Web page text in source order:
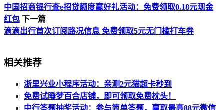
中国招商银行查e招贷额度赢好礼活动：免费领取0.18元现金
红包 下一篇
滴滴出行首次订阅路况信息 免费领取5元无门槛打车券
相关推荐
浙里兴业小程序活动：亲测2元猫超卡秒到
免费试睡梦百合店铺，即可领取免费枕头！